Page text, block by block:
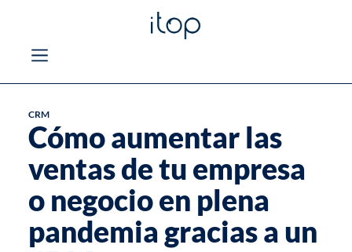
CRM
Cómo aumentar las
ventas de tu empresa
o negocio en plena
pandemia gracias a un